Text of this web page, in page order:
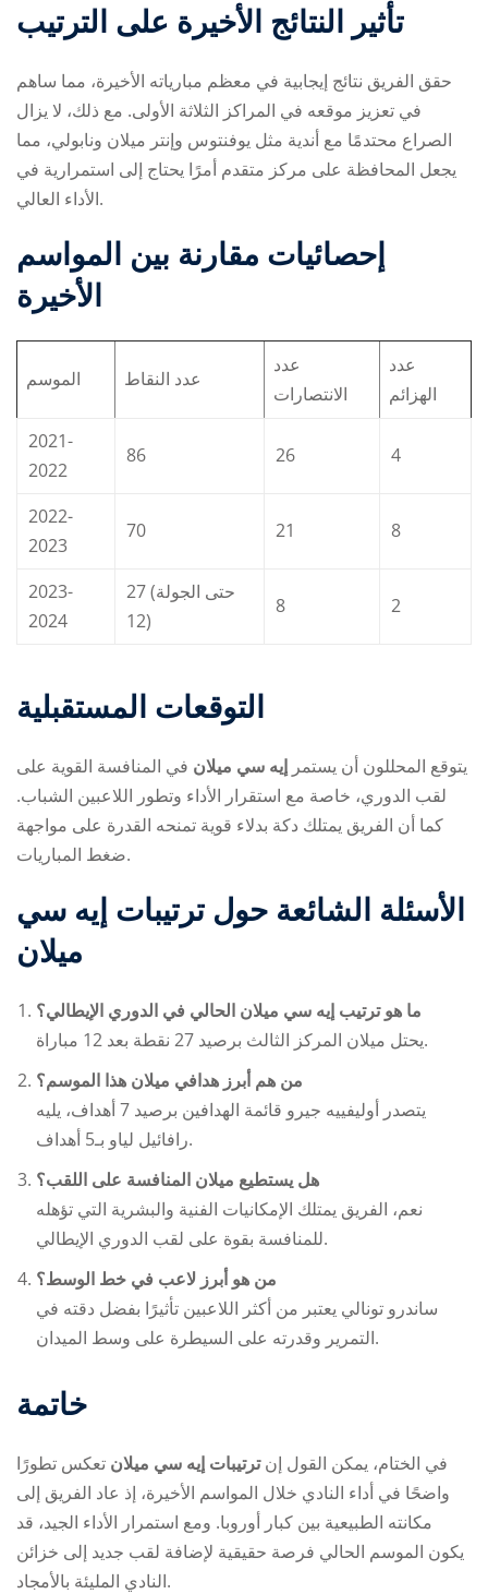
تأثير النتائج الأخيرة على الترتيب
حقق الفريق نتائج إيجابية في معظم مبارياته الأخيرة، مما ساهم
في تعزيز موقعه في المراكز الثلاثة الأولى. مع ذلك، لا يزال
الصراع محتدمًا مع أندية مثل يوفنتوس وإنتر ميلان ونابولي، مما
يجعل المحافظة على مركز متقدم أمرًا يحتاج إلى استمرارية في
الأداء العالي.
إحصائيات مقارنة بين المواسم
الأخيرة
الموسم عدد النقاط
عدد
الانتصارات
عدد
الهزائم
2021-
2022
86 26 4
2022-
2023
70 21 8
2023-
2024
27 (حتى الجولة
12)
8 2
التوقعات المستقبلية
يتوقع المحللون أن يستمر إيه سي ميلان في المنافسة القوية على
لقب الدوري، خاصة مع استقرار الأداء وتطور اللاعبين الشباب.
كما أن الفريق يمتلك دكة بدلاء قوية تمنحه القدرة على مواجهة
ضغط المباريات.
الأسئلة الشائعة حول ترتيبات إيه سي
ميلان
ما هو ترتيب إيه سي ميلان الحالي في الدوري الإيطالي؟
يحتل ميلان المركز الثالث برصيد 27 نقطة بعد 12 مباراة.
من هم أبرز هدافي ميلان هذا الموسم؟
يتصدر أوليفييه جيرو قائمة الهدافين برصيد 7 أهداف، يليه
رافائيل لياو بـ5 أهداف.
هل يستطيع ميلان المنافسة على اللقب؟
نعم، الفريق يمتلك الإمكانيات الفنية والبشرية التي تؤهله
للمنافسة بقوة على لقب الدوري الإيطالي.
من هو أبرز لاعب في خط الوسط؟
ساندرو تونالي يعتبر من أكثر اللاعبين تأثيرًا بفضل دقته في
التمرير وقدرته على السيطرة على وسط الميدان.
خاتمة
في الختام، يمكن القول إنترتيبات إيه سي ميلان تعكس تطورًا
واضحًا في أداء النادي خلال المواسم الأخيرة، إذ عاد الفريق إلى
مكانته الطبيعية بين كبار أوروبا. ومع استمرار الأداء الجيد، قد
يكون الموسم الحالي فرصة حقيقية لإضافة لقب جديد إلى خزائن
النادي المليئة بالأمجاد.